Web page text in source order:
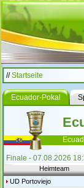
//Startseite
Ecuador-Pokal
Finale - 07.08.2026
Heimteam
UD Portoviejo